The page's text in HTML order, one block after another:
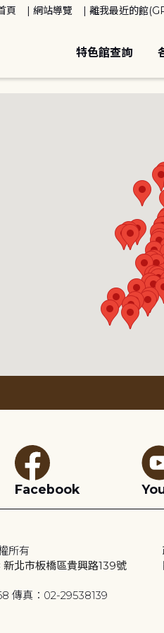
頁 網站導覽 離我最近的館
特色館查詢
Facebook
所有
北市板橋區貴興路139號
傳真：02-29538139